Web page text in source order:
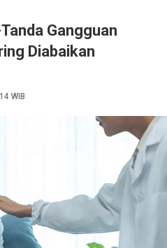
Gangguan
Diabaikan
WIB